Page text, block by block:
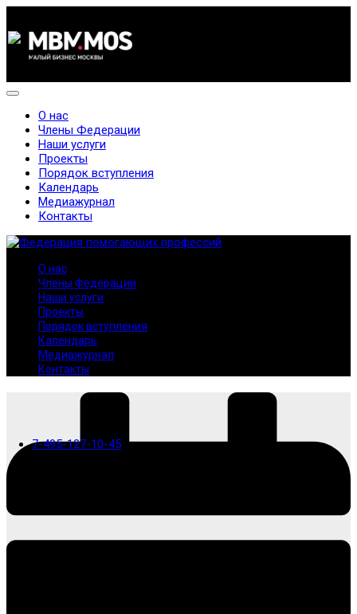
7-495-127-10-45
О нас
Члены Федерации
Наши услуги
Проекты
Порядок вступления
Календарь
Медиажурнал
Контакты
О нас
Члены Федерации
Наши услуги
Проекты
Порядок вступления
Календарь
Медиажурнал
Контакты